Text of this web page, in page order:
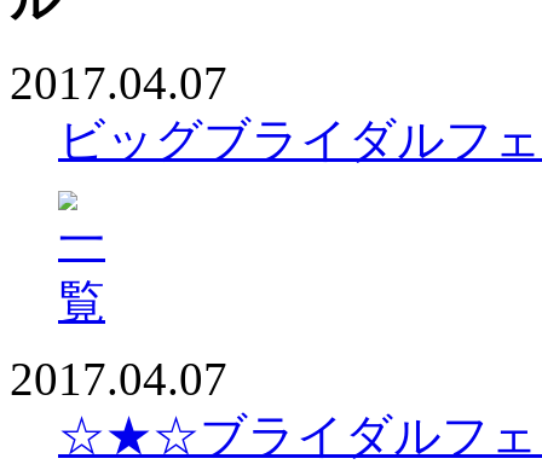
2017.04.07
ビッグブライダルフ
2017.04.07
☆★☆ブライダルフ